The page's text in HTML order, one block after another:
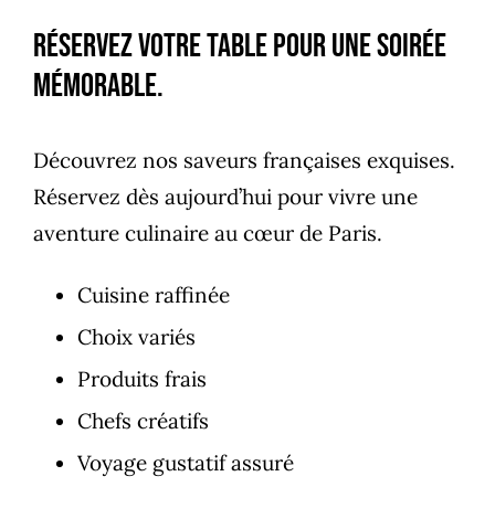
Réservez votre table pour une soirée
mémorable.
Découvrez nos saveurs françaises exquises.
Réservez dès aujourd’hui pour vivre une
aventure culinaire au cœur de Paris.
Cuisine raffinée
Choix variés
Produits frais
Chefs créatifs
Voyage gustatif assuré